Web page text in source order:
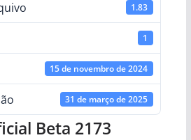
1.83
1
15 de novembro de 2024
31 de março de 2025
Beta 2173